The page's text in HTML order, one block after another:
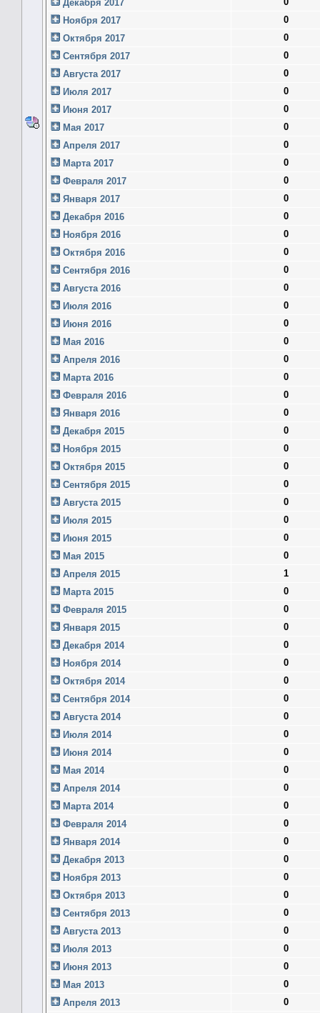
Декабря 2017
Ноября 2017
0
Октября 2017
0
Сентября 2017
0
Августа 2017
0
Июля 2017
0
Июня 2017
0
Мая 2017
0
Апреля 2017
0
Марта 2017
0
Февраля 2017
0
Января 2017
0
Декабря 2016
0
Ноября 2016
0
Октября 2016
0
Сентября 2016
0
Августа 2016
0
Июля 2016
0
Июня 2016
0
Мая 2016
0
Апреля 2016
0
Марта 2016
0
Февраля 2016
0
Января 2016
0
Декабря 2015
0
Ноября 2015
0
Октября 2015
0
Сентября 2015
0
Августа 2015
0
Июля 2015
0
Июня 2015
0
Мая 2015
0
Апреля 2015
1
Марта 2015
0
Февраля 2015
0
Января 2015
0
Декабря 2014
0
Ноября 2014
0
Октября 2014
0
Сентября 2014
0
Августа 2014
0
Июля 2014
0
Июня 2014
0
Мая 2014
0
Апреля 2014
0
Марта 2014
0
Февраля 2014
0
Января 2014
0
Декабря 2013
0
Ноября 2013
0
Октября 2013
0
Сентября 2013
0
Августа 2013
0
Июля 2013
0
Июня 2013
0
Мая 2013
0
Апреля 2013
0